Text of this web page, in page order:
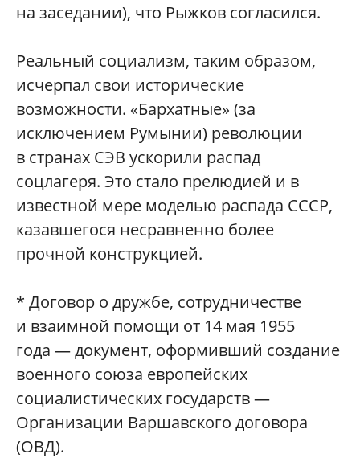
на заседании), что Рыжков согласился.
Реальный социализм, таким образом,
исчерпал свои исторические
возможности. «Бархатные» (за
исключением Румынии) революции
в странах СЭВ ускорили распад
соцлагеря. Это стало прелюдией и в
известной мере моделью распада СССР,
казавшегося несравненно более
прочной конструкцией.
* Договор о дружбе, сотрудничестве
и взаимной помощи от 14 мая 1955
года — документ, оформивший создание
военного союза европейских
социалистических государств —
Организации Варшавского договора
(ОВД).